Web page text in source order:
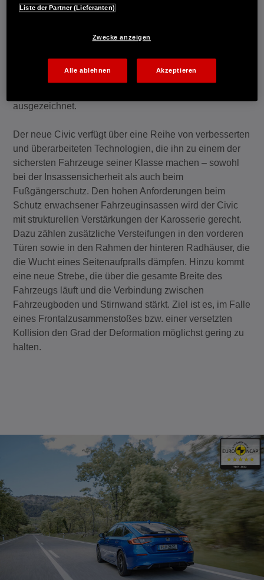
NCAP Sicherheitstests die Höchstwertung von fünf
Ambitionen des japanischen Automobilherstellers, bis
ausgezeichnet.
Der neue Civic verfügt über eine Reihe von verbesserten
und überarbeiteten Technologien, die ihn zu einem der
sichersten Fahrzeuge seiner Klasse machen – sowohl
bei der Insassensicherheit als auch beim
Fußgängerschutz. Den hohen Anforderungen beim
Schutz erwachsener Fahrzeuginsassen wird der Civic
mit strukturellen Verstärkungen der Karosserie gerecht.
Dazu zählen zusätzliche Versteifungen in den vorderen
Türen sowie in den Rahmen der hinteren Radhäuser, die
die Wucht eines Seitenaufpralls dämpfen. Hinzu kommt
eine neue Strebe, die über die gesamte Breite des
Fahrzeugs läuft und die Verbindung zwischen
Fahrzeugboden und Stirnwand stärkt. Ziel ist es, im Falle
eines Frontalzusammenstoßes bzw. einer versetzten
Kollision den Grad der Deformation möglichst gering zu
halten.
Liste der Partner (Lieferanten)
Zwecke anzeigen
Alle ablehnen Akzeptieren